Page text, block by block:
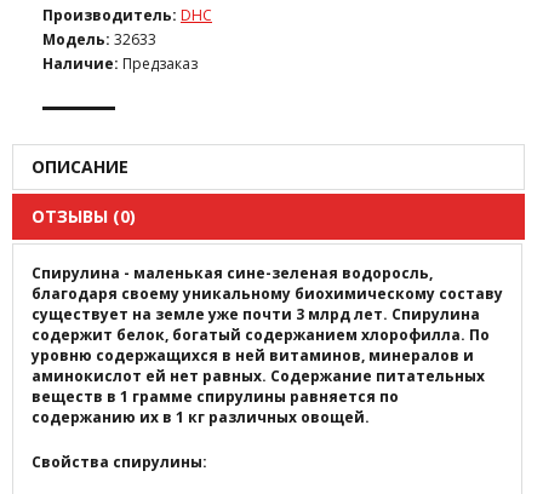
Производитель: DHC
Модель: 32633
Наличие: Предзаказ
ОПИСАНИЕ
ОТЗЫВЫ (0)
Спирулина - маленькая сине-зеленая водоросль,
благодаря своему уникальному биохимическому составу
существует на земле уже почти 3 млрд лет. Спирулина
содержит белок, богатый содержанием хлорофилла. По
уровню содержащихся в ней витаминов, минералов и
аминокислот ей нет равных. Содержание питательных
веществ в 1 грамме спирулины равняется по
содержанию их в 1 кг различных овощей.
Свойства спирулины: